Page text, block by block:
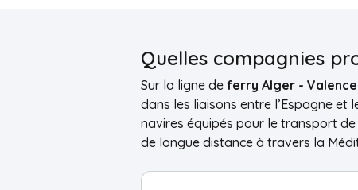
Quelles compagnies
Sur la ligne de ferry Alger - Valence
dans les liaisons entre l’Espagne
navires équipés pour le transport
de longue distance à travers la